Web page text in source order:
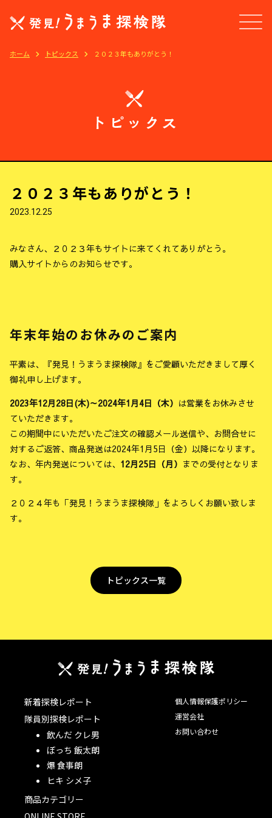
ホーム トピックス ２０２３年もありがとう！
２０２３年もありがとう！
2023.12.25
みなさん、２０２３年もサイトに来てくれてありがとう。
購入サイトからのお知らせです。
年末年始のお休みのご案内
平素は、『発見！うまうま探検隊』をご愛顧いただきまして厚く
御礼申し上げます。
2023年12月28日(木)～2024年1月4日（木） は営業をお休みさせ
ていただきます。
この期間中にいただいたご注文の確認メール送信や、お問合せに
対するご返答、商品発送は2024年1月5日（金）以降になります。
なお、年内発送については、 12月25日（月） までの受付となりま
す。
２０２４年も「発見！うまうま探検隊」をよろしくお願い致しま
す。
トピックス一覧
新着探検レポート
隊員別探検レポート
飲んだ クレ男
ぼっち 飯太朗
爆 食事朗
ヒキ シメ子
商品カテゴリー
個人情報保護ポリシー
運営会社
お問い合わせ